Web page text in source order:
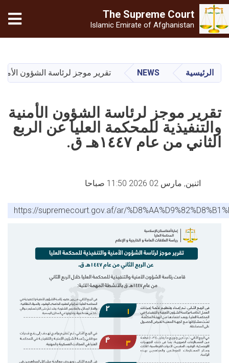
المحتوى
الرئيسي
The Supreme Court
Islamic Emirate of Afghanistan
الرئيسية NEWS تقرير موجز لرئاسة الشؤون الأمنية
تقرير موجز لرئاسة الشؤون الأمنية
والتنفيذية للمحكمة العليا عن الربع
الثاني من عام ١٤٤٧هـ ق.
اثنين, مارس 02 2026 11:50 صباحا
https://supremecourt.gov.af/ar/